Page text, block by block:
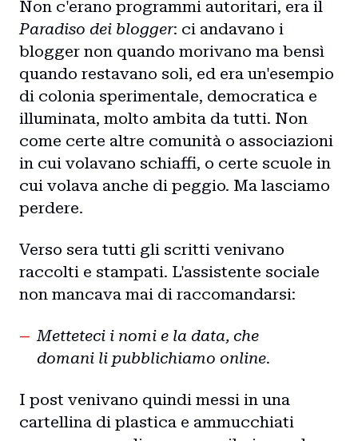
Non c'erano programmi autoritari, era il
Paradiso dei blogger: ci andavano i
blogger non quando morivano ma bensì
quando restavano soli, ed era un'esempio
di colonia sperimentale, democratica e
illuminata, molto ambita da tutti. Non
come certe altre comunità o associazioni
in cui volavano schiaffi, o certe scuole in
cui volava anche di peggio. Ma lasciamo
perdere.
Verso sera tutti gli scritti venivano
raccolti e stampati. L'assistente sociale
non mancava mai di raccomandarsi:
Metteteci i nomi e la data, che
domani li pubblichiamo online.
I post venivano quindi messi in una
cartellina di plastica e ammucchiati